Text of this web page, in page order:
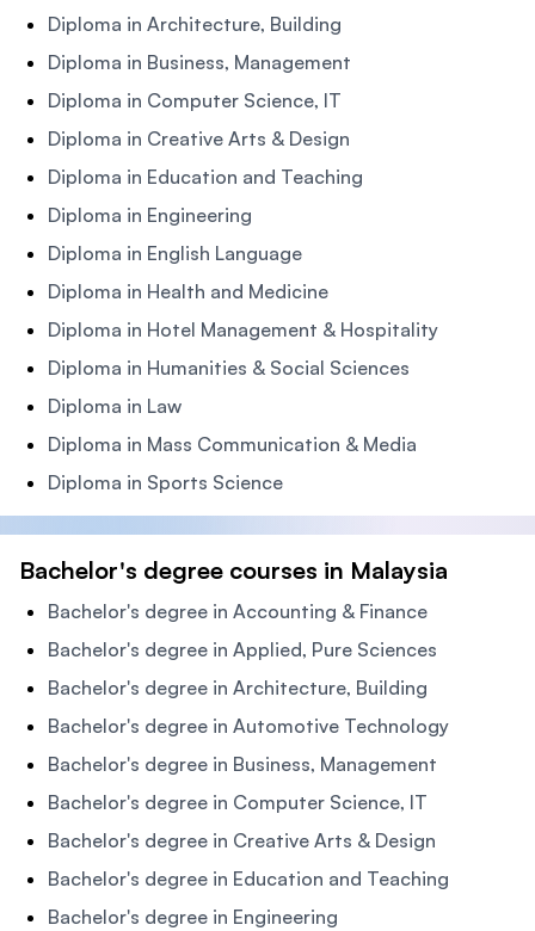
Diploma in Architecture, Building
Diploma in Business, Management
Diploma in Computer Science, IT
Diploma in Creative Arts & Design
Diploma in Education and Teaching
Diploma in Engineering
Diploma in English Language
Diploma in Health and Medicine
Diploma in Hotel Management & Hospitality
Diploma in Humanities & Social Sciences
Diploma in Law
Diploma in Mass Communication & Media
Diploma in Sports Science
Bachelor's degree courses in Malaysia
Bachelor's degree in Accounting & Finance
Bachelor's degree in Applied, Pure Sciences
Bachelor's degree in Architecture, Building
Bachelor's degree in Automotive Technology
Bachelor's degree in Business, Management
Bachelor's degree in Computer Science, IT
Bachelor's degree in Creative Arts & Design
Bachelor's degree in Education and Teaching
Bachelor's degree in Engineering